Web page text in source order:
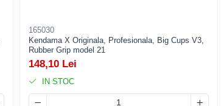
165030
Kendama X Originala, Profesionala, Big Cups V3,
Rubber Grip model 21
148,10 Lei
IN STOC